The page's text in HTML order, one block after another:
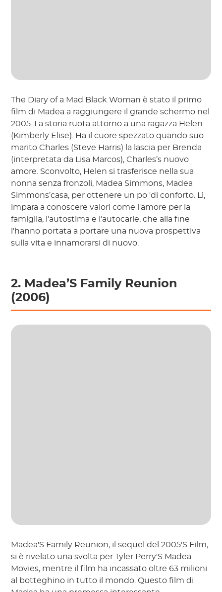
The Diary of a Mad Black Woman è stato il primo
film di Madea a raggiungere il grande schermo nel
2005. La storia ruota attorno a una ragazza Helen
(Kimberly Elise). Ha il cuore spezzato quando suo
marito Charles (Steve Harris) la lascia per Brenda
(interpretata da Lisa Marcos), Charles’s nuovo
amore. Sconvolto, Helen si trasferisce nella sua
nonna senza fronzoli, Madea Simmons, Madea
Simmons’casa, per ottenere un po 'di conforto. Lì,
impara a conoscere valori come l'amore per la
famiglia, l'autostima e l'autocarie, che alla fine
l'hanno portata a portare una nuova prospettiva
sulla vita e innamorarsi di nuovo.
2. Madea’S Family Reunion
(2006)
Madea'S Family Reunion, il sequel del 2005'S Film,
si è rivelato una svolta per Tyler Perry'S Madea
Movies, mentre il film ha incassato oltre 63 milioni
al botteghino in tutto il mondo. Questo film di